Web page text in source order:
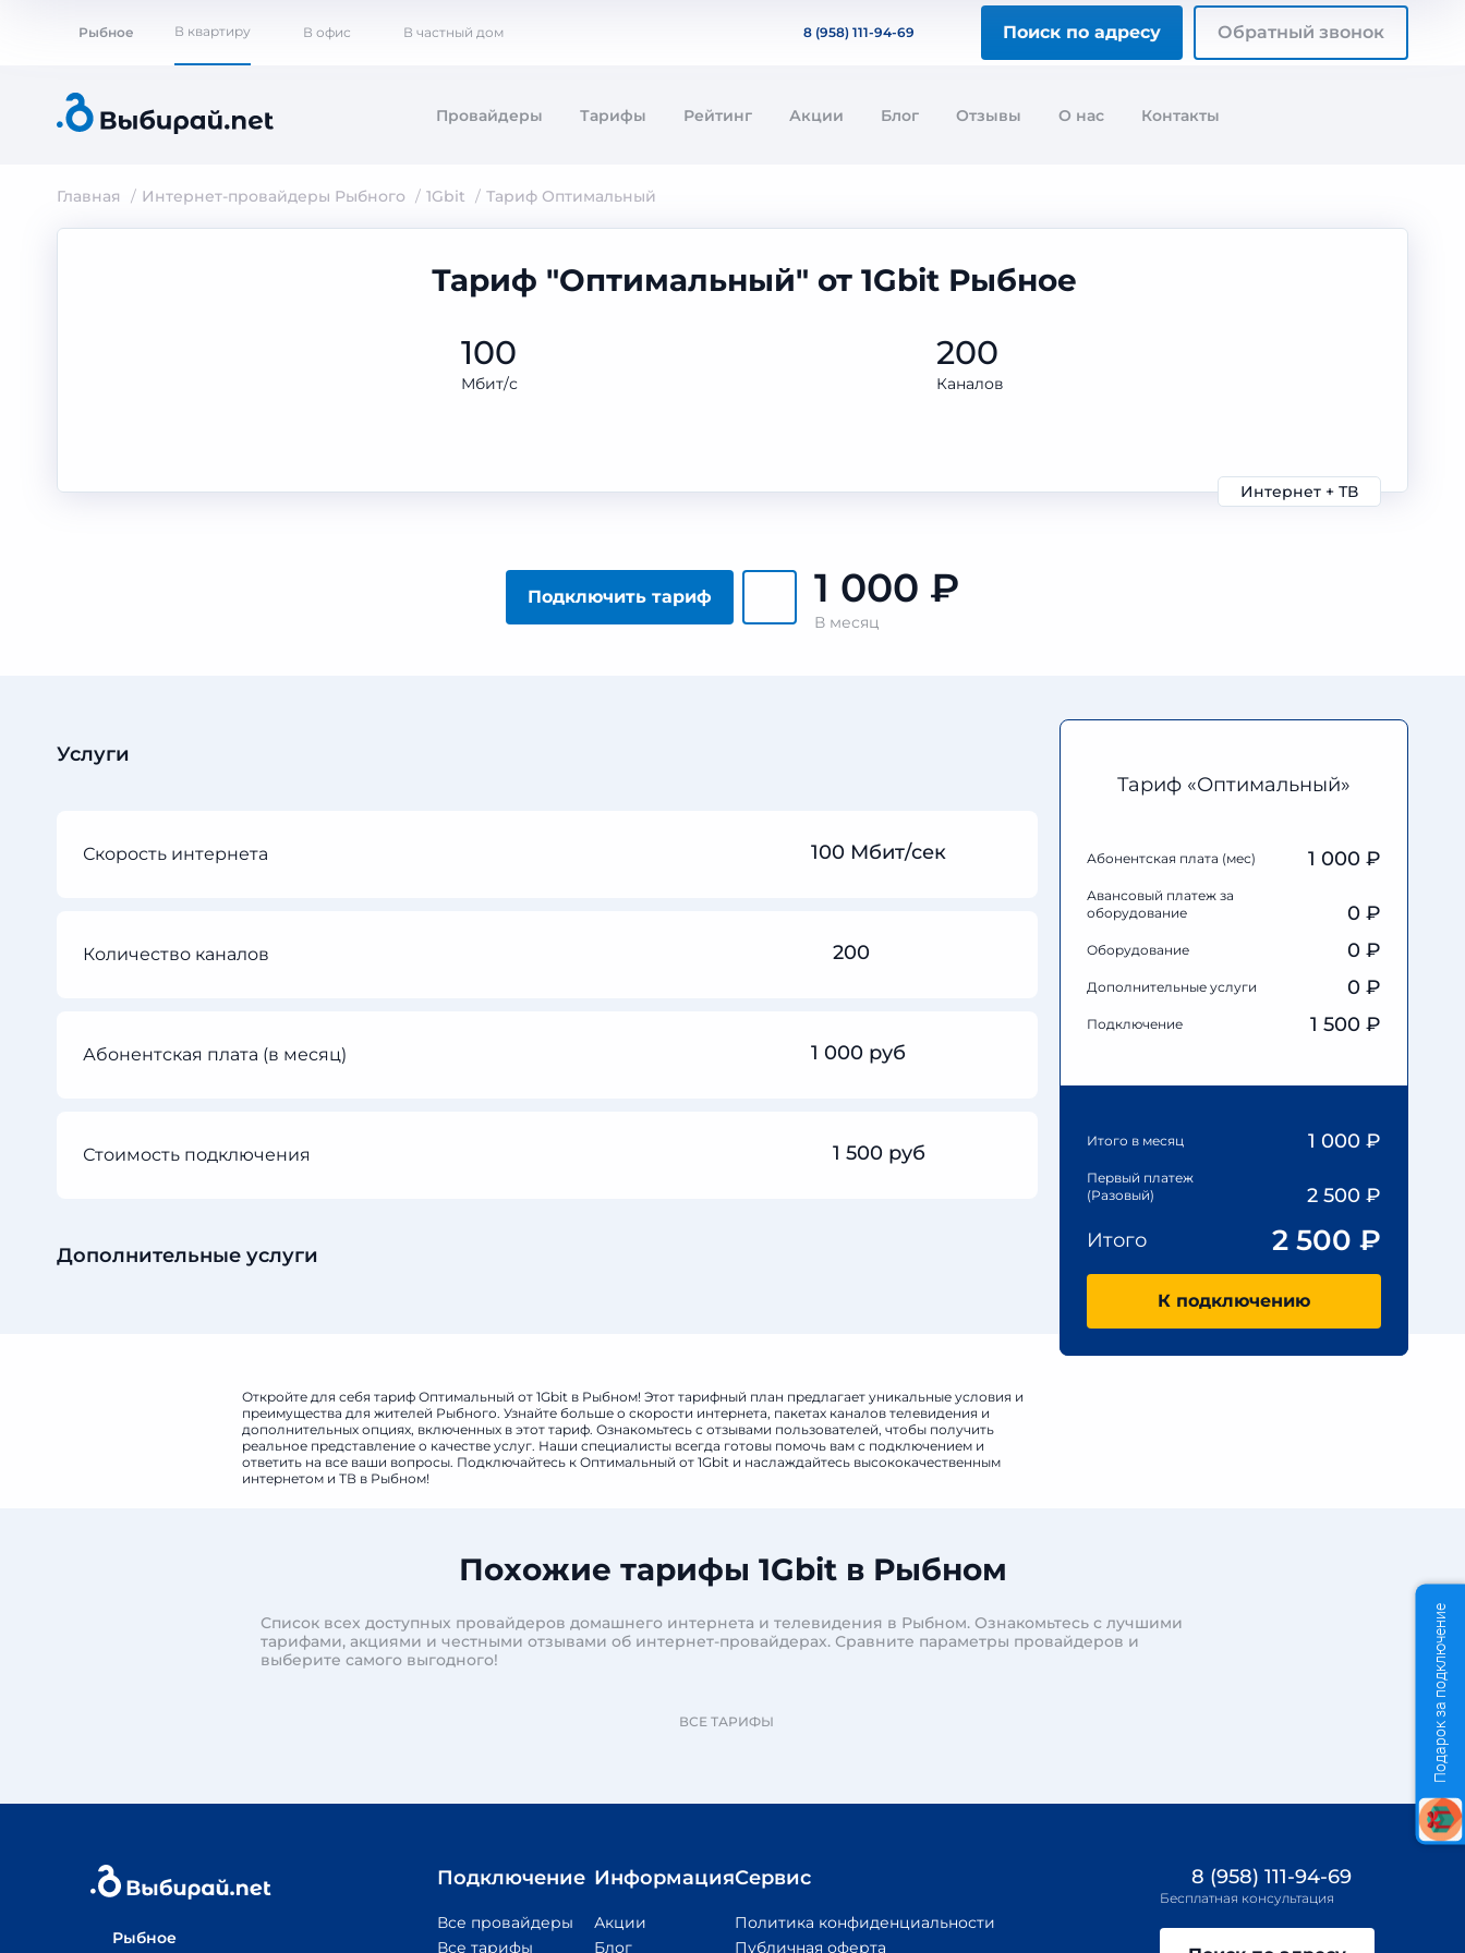
Рыбное В квартиру В офис В частный дом 8 (958) 111-94-69 Поиск по адресу Обратный звонок
Провайдеры Тарифы Рейтинг Акции Блог Отзывы О нас Контакты
Главная Интернет-провайдеры Рыбного 1Gbit Тариф Оптимальный
Тариф "Оптимальный" от 1Gbit Рыбное
Интернет + ТВ
100
Мбит/с
200
Каналов
Подключить тариф 1 000 ₽
В месяц
Услуги
Скорость интернета 100 Мбит/сек
Количество каналов 200
Абонентская плата (в месяц) 1 000 руб
Стоимость подключения 1 500 руб
Дополнительные услуги
Откройте для себя тариф Оптимальный от 1Gbit в Рыбном! Этот тарифный план предлагает уникальные условия и
преимущества для жителей Рыбного. Узнайте больше о скорости интернета, пакетах каналов телевидения и
дополнительных опциях, включенных в этот тариф. Ознакомьтесь с отзывами пользователей, чтобы получить
реальное представление о качестве услуг. Наши специалисты всегда готовы помочь вам с подключением и
ответить на все ваши вопросы. Подключайтесь к Оптимальный от 1Gbit и наслаждайтесь высококачественным
интернетом и ТВ в Рыбном!
Тариф «Оптимальный»
Абонентская плата (мес) 1 000 ₽
Авансовый платеж за
оборудование
0 ₽
Оборудование 0 ₽
Дополнительные услуги 0 ₽
Подключение 1 500 ₽
Итого в месяц 1 000 ₽
Первый платеж
(Разовый)
2 500 ₽
Итого
2 500 ₽
К подключению
Похожие тарифы 1Gbit в Рыбном
Список всех доступных провайдеров домашнего интернета и телевидения в Рыбном. Ознакомьтесь с лучшими
тарифами, акциями и честными отзывами об интернет-провайдерах. Сравните параметры провайдеров и
выберите самого выгодного!
ВСЕ ТАРИФЫ
Рыбное
Подключение
Все провайдеры
Все тарифы
Информация
Акции
Блог
Сервис
Политика конфиденциальности
Публичная оферта
8 (958) 111-94-69
Бесплатная консультация
Подарок за подключение